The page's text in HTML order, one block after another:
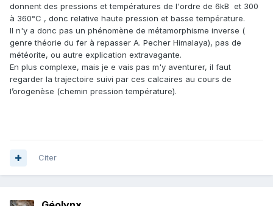
donnent des pressions et températures de l'ordre de 6kB et 300
à 360°C , donc relative haute pression et basse température.
Il n'y a donc pas un phénomène de métamorphisme inverse (
genre théorie du fer à repasser A. Pecher Himalaya), pas de
météorite, ou autre explication extravagante.
En plus complexe, mais je e vais pas m'y aventurer, il faut
regarder la trajectoire suivi par ces calcaires au cours de
l’orogenèse (chemin pression température).
Citer